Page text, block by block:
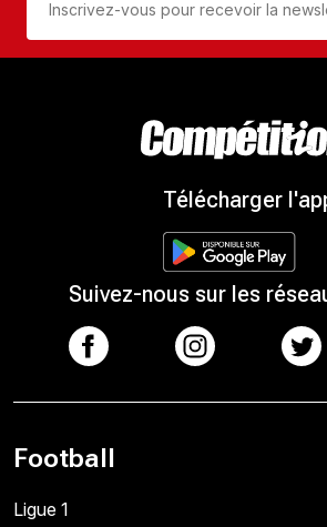
Télécharger
Suivez-nous sur les
Football
Ligue 1